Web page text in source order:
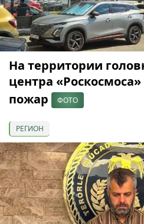
На территории
центра
пожар
ФОТО
РЕГИОН